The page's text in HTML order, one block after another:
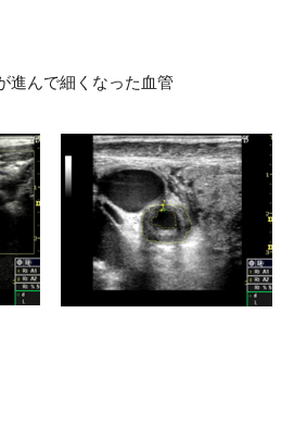
進んで細くなった血管